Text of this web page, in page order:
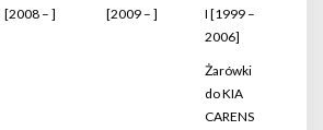
[2008 – ]
[2009 – ]
I [1999 –
2006]
Żarówki
do KIA
CARENS